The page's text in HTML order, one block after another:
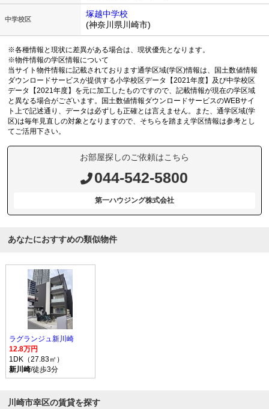
中学校区
塚越中学校
(神奈川県川崎市)
※各種情報と現状に差異がある場合は、現状優先となります。
※物件情報の学区情報について
当サイト物件情報に記載されております通学区域(学区)情報は、国土数値情報
ダウンロードサービスが提供する小学校区データ【2021年度】及び中学校区
データ【2021年度】を元に加工したものですので、記載情報が現在の学区域
と異なる場合がございます。国土数値情報ダウンロードサービスのWEBサイ
ト上で記述通り、データは必ずしも正確とは言えません。また、通学区域(学
区)は毎年見直しの対象となりますので、そちらを踏まえ学区情報は参考とし
てご活用下さい。
お部屋探しのご依頼はこちら
044-542-5800
第一ハウジング株式会社
あなたにおすすめの類似物件
ラグランジュ新川崎
12.8万円
1DK（27.83㎡）
新川崎/徒歩3分
川崎市幸区の賃貸を探す